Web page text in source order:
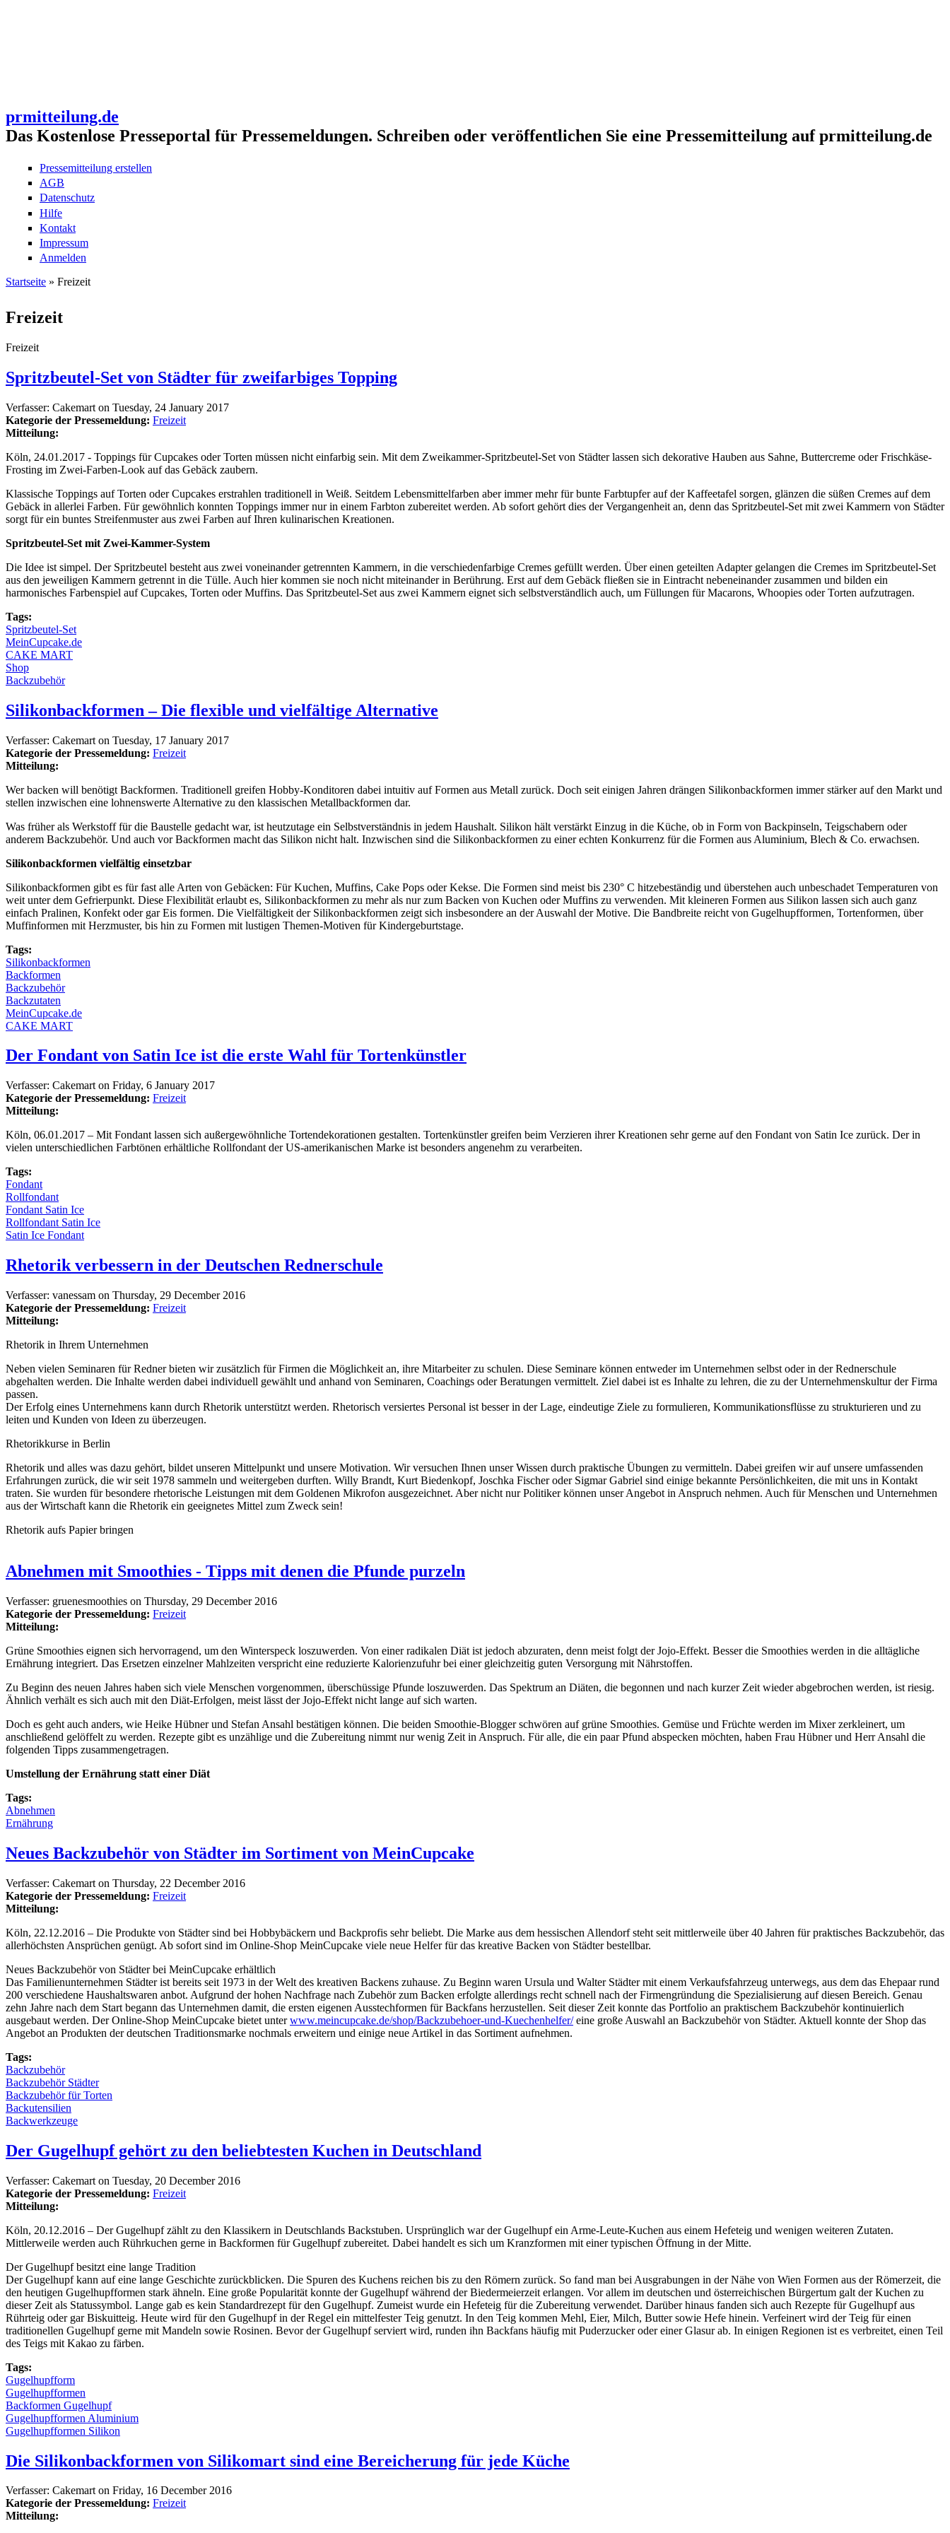
prmitteilung.de
Das Kostenlose Presseportal für Pressemeldungen. Schreiben oder veröffentlichen Sie eine Pressemitteilung auf prmitteilung.de
Pressemitteilung erstellen
AGB
Datenschutz
Hilfe
Kontakt
Impressum
Anmelden
Startseite » Freizeit
Freizeit
Freizeit
Spritzbeutel-Set von Städter für zweifarbiges Topping
Verfasser: Cakemart on Tuesday, 24 January 2017
Kategorie der Pressemeldung: Freizeit
Mitteilung:
Köln, 24.01.2017 - Toppings für Cupcakes oder Torten müssen nicht einfarbig sein. Mit dem Zweikammer-Spritzbeutel-Set von Städter lassen sich dekorative Hauben aus Sahne, Buttercreme oder Frischkäse-
Frosting im Zwei-Farben-Look auf das Gebäck zaubern.
Klassische Toppings auf Torten oder Cupcakes erstrahlen traditionell in Weiß. Seitdem Lebensmittelfarben aber immer mehr für bunte Farbtupfer auf der Kaffeetafel sorgen, glänzen die süßen Cremes auf dem
Gebäck in allerlei Farben. Für gewöhnlich konnten Toppings immer nur in einem Farbton zubereitet werden. Ab sofort gehört dies der Vergangenheit an, denn das Spritzbeutel-Set mit zwei Kammern von Städter
sorgt für ein buntes Streifenmuster aus zwei Farben auf Ihren kulinarischen Kreationen.
Spritzbeutel-Set mit Zwei-Kammer-System
Die Idee ist simpel. Der Spritzbeutel besteht aus zwei voneinander getrennten Kammern, in die verschiedenfarbige Cremes gefüllt werden. Über einen geteilten Adapter gelangen die Cremes im Spritzbeutel-Set
aus den jeweiligen Kammern getrennt in die Tülle. Auch hier kommen sie noch nicht miteinander in Berührung. Erst auf dem Gebäck fließen sie in Eintracht nebeneinander zusammen und bilden ein
harmonisches Farbenspiel auf Cupcakes, Torten oder Muffins. Das Spritzbeutel-Set aus zwei Kammern eignet sich selbstverständlich auch, um Füllungen für Macarons, Whoopies oder Torten aufzutragen.
Tags:
Spritzbeutel-Set
MeinCupcake.de
CAKE MART
Shop
Backzubehör
Silikonbackformen – Die flexible und vielfältige Alternative
Verfasser: Cakemart on Tuesday, 17 January 2017
Kategorie der Pressemeldung: Freizeit
Mitteilung:
Wer backen will benötigt Backformen. Traditionell greifen Hobby-Konditoren dabei intuitiv auf Formen aus Metall zurück. Doch seit einigen Jahren drängen Silikonbackformen immer stärker auf den Markt und
stellen inzwischen eine lohnenswerte Alternative zu den klassischen Metallbackformen dar.
Was früher als Werkstoff für die Baustelle gedacht war, ist heutzutage ein Selbstverständnis in jedem Haushalt. Silikon hält verstärkt Einzug in die Küche, ob in Form von Backpinseln, Teigschabern oder
anderem Backzubehör. Und auch vor Backformen macht das Silikon nicht halt. Inzwischen sind die Silikonbackformen zu einer echten Konkurrenz für die Formen aus Aluminium, Blech & Co. erwachsen.
Silikonbackformen vielfältig einsetzbar
Silikonbackformen gibt es für fast alle Arten von Gebäcken: Für Kuchen, Muffins, Cake Pops oder Kekse. Die Formen sind meist bis 230° C hitzebeständig und überstehen auch unbeschadet Temperaturen von
weit unter dem Gefrierpunkt. Diese Flexibilität erlaubt es, Silikonbackformen zu mehr als nur zum Backen von Kuchen oder Muffins zu verwenden. Mit kleineren Formen aus Silikon lassen sich auch ganz
einfach Pralinen, Konfekt oder gar Eis formen. Die Vielfältigkeit der Silikonbackformen zeigt sich insbesondere an der Auswahl der Motive. Die Bandbreite reicht von Gugelhupfformen, Tortenformen, über
Muffinformen mit Herzmuster, bis hin zu Formen mit lustigen Themen-Motiven für Kindergeburtstage.
Tags:
Silikonbackformen
Backformen
Backzubehör
Backzutaten
MeinCupcake.de
CAKE MART
Der Fondant von Satin Ice ist die erste Wahl für Tortenkünstler
Verfasser: Cakemart on Friday, 6 January 2017
Kategorie der Pressemeldung: Freizeit
Mitteilung:
Köln, 06.01.2017 – Mit Fondant lassen sich außergewöhnliche Tortendekorationen gestalten. Tortenkünstler greifen beim Verzieren ihrer Kreationen sehr gerne auf den Fondant von Satin Ice zurück. Der in
vielen unterschiedlichen Farbtönen erhältliche Rollfondant der US-amerikanischen Marke ist besonders angenehm zu verarbeiten.
Tags:
Fondant
Rollfondant
Fondant Satin Ice
Rollfondant Satin Ice
Satin Ice Fondant
Rhetorik verbessern in der Deutschen Rednerschule
Verfasser: vanessam on Thursday, 29 December 2016
Kategorie der Pressemeldung: Freizeit
Mitteilung:
Rhetorik in Ihrem Unternehmen
Neben vielen Seminaren für Redner bieten wir zusätzlich für Firmen die Möglichkeit an, ihre Mitarbeiter zu schulen. Diese Seminare können entweder im Unternehmen selbst oder in der Rednerschule
abgehalten werden. Die Inhalte werden dabei individuell gewählt und anhand von Seminaren, Coachings oder Beratungen vermittelt. Ziel dabei ist es Inhalte zu lehren, die zu der Unternehmenskultur der Firma
passen.
Der Erfolg eines Unternehmens kann durch Rhetorik unterstützt werden. Rhetorisch versiertes Personal ist besser in der Lage, eindeutige Ziele zu formulieren, Kommunikationsflüsse zu strukturieren und zu
leiten und Kunden von Ideen zu überzeugen.
Rhetorikkurse in Berlin
Rhetorik und alles was dazu gehört, bildet unseren Mittelpunkt und unsere Motivation. Wir versuchen Ihnen unser Wissen durch praktische Übungen zu vermitteln. Dabei greifen wir auf unsere umfassenden
Erfahrungen zurück, die wir seit 1978 sammeln und weitergeben durften. Willy Brandt, Kurt Biedenkopf, Joschka Fischer oder Sigmar Gabriel sind einige bekannte Persönlichkeiten, die mit uns in Kontakt
traten. Sie wurden für besondere rhetorische Leistungen mit dem Goldenen Mikrofon ausgezeichnet. Aber nicht nur Politiker können unser Angebot in Anspruch nehmen. Auch für Menschen und Unternehmen
aus der Wirtschaft kann die Rhetorik ein geeignetes Mittel zum Zweck sein!
Rhetorik aufs Papier bringen
Abnehmen mit Smoothies - Tipps mit denen die Pfunde purzeln
Verfasser: gruenesmoothies on Thursday, 29 December 2016
Kategorie der Pressemeldung: Freizeit
Mitteilung:
Grüne Smoothies eignen sich hervorragend, um den Winterspeck loszuwerden. Von einer radikalen Diät ist jedoch abzuraten, denn meist folgt der Jojo-Effekt. Besser die Smoothies werden in die alltägliche
Ernährung integriert. Das Ersetzen einzelner Mahlzeiten verspricht eine reduzierte Kalorienzufuhr bei einer gleichzeitig guten Versorgung mit Nährstoffen.
Zu Beginn des neuen Jahres haben sich viele Menschen vorgenommen, überschüssige Pfunde loszuwerden. Das Spektrum an Diäten, die begonnen und nach kurzer Zeit wieder abgebrochen werden, ist riesig.
Ähnlich verhält es sich auch mit den Diät-Erfolgen, meist lässt der Jojo-Effekt nicht lange auf sich warten.
Doch es geht auch anders, wie Heike Hübner und Stefan Ansahl bestätigen können. Die beiden Smoothie-Blogger schwören auf grüne Smoothies. Gemüse und Früchte werden im Mixer zerkleinert, um
anschließend gelöffelt zu werden. Rezepte gibt es unzählige und die Zubereitung nimmt nur wenig Zeit in Anspruch. Für alle, die ein paar Pfund abspecken möchten, haben Frau Hübner und Herr Ansahl die
folgenden Tipps zusammengetragen.
Umstellung der Ernährung statt einer Diät
Tags:
Abnehmen
Ernährung
Neues Backzubehör von Städter im Sortiment von MeinCupcake
Verfasser: Cakemart on Thursday, 22 December 2016
Kategorie der Pressemeldung: Freizeit
Mitteilung:
Köln, 22.12.2016 – Die Produkte von Städter sind bei Hobbybäckern und Backprofis sehr beliebt. Die Marke aus dem hessischen Allendorf steht seit mittlerweile über 40 Jahren für praktisches Backzubehör, das
allerhöchsten Ansprüchen genügt. Ab sofort sind im Online-Shop MeinCupcake viele neue Helfer für das kreative Backen von Städter bestellbar.
Neues Backzubehör von Städter bei MeinCupcake erhältlich
Das Familienunternehmen Städter ist bereits seit 1973 in der Welt des kreativen Backens zuhause. Zu Beginn waren Ursula und Walter Städter mit einem Verkaufsfahrzeug unterwegs, aus dem das Ehepaar rund
200 verschiedene Haushaltswaren anbot. Aufgrund der hohen Nachfrage nach Zubehör zum Backen erfolgte allerdings recht schnell nach der Firmengründung die Spezialisierung auf diesen Bereich. Genau
zehn Jahre nach dem Start begann das Unternehmen damit, die ersten eigenen Ausstechformen für Backfans herzustellen. Seit dieser Zeit konnte das Portfolio an praktischem Backzubehör kontinuierlich
ausgebaut werden. Der Online-Shop MeinCupcake bietet unterwww.meincupcake.de/shop/Backzubehoer-und-Kuechenhelfer/eine große Auswahl an Backzubehör von Städter. Aktuell konnte der Shop das
Angebot an Produkten der deutschen Traditionsmarke nochmals erweitern und einige neue Artikel in das Sortiment aufnehmen.
Tags:
Backzubehör
Backzubehör Städter
Backzubehör für Torten
Backutensilien
Backwerkzeuge
Der Gugelhupf gehört zu den beliebtesten Kuchen in Deutschland
Verfasser: Cakemart on Tuesday, 20 December 2016
Kategorie der Pressemeldung: Freizeit
Mitteilung:
Köln, 20.12.2016 – Der Gugelhupf zählt zu den Klassikern in Deutschlands Backstuben. Ursprünglich war der Gugelhupf ein Arme-Leute-Kuchen aus einem Hefeteig und wenigen weiteren Zutaten.
Mittlerweile werden auch Rührkuchen gerne in Backformen für Gugelhupf zubereitet. Dabei handelt es sich um Kranzformen mit einer typischen Öffnung in der Mitte.
Der Gugelhupf besitzt eine lange Tradition
Der Gugelhupf kann auf eine lange Geschichte zurückblicken. Die Spuren des Kuchens reichen bis zu den Römern zurück. So fand man bei Ausgrabungen in der Nähe von Wien Formen aus der Römerzeit, die
den heutigen Gugelhupfformen stark ähneln. Eine große Popularität konnte der Gugelhupf während der Biedermeierzeit erlangen. Vor allem im deutschen und österreichischen Bürgertum galt der Kuchen zu
dieser Zeit als Statussymbol. Lange gab es kein Standardrezept für den Gugelhupf. Zumeist wurde ein Hefeteig für die Zubereitung verwendet. Darüber hinaus fanden sich auch Rezepte für Gugelhupf aus
Rührteig oder gar Biskuitteig. Heute wird für den Gugelhupf in der Regel ein mittelfester Teig genutzt. In den Teig kommen Mehl, Eier, Milch, Butter sowie Hefe hinein. Verfeinert wird der Teig für einen
traditionellen Gugelhupf gerne mit Mandeln sowie Rosinen. Bevor der Gugelhupf serviert wird, runden ihn Backfans häufig mit Puderzucker oder einer Glasur ab. In einigen Regionen ist es verbreitet, einen Teil
des Teigs mit Kakao zu färben.
Tags:
Gugelhupfform
Gugelhupfformen
Backformen Gugelhupf
Gugelhupfformen Aluminium
Gugelhupfformen Silikon
Die Silikonbackformen von Silikomart sind eine Bereicherung für jede Küche
Verfasser: Cakemarton Friday, 16 December 2016
Kategorie der Pressemeldung: Freizeit
Mitteilung: